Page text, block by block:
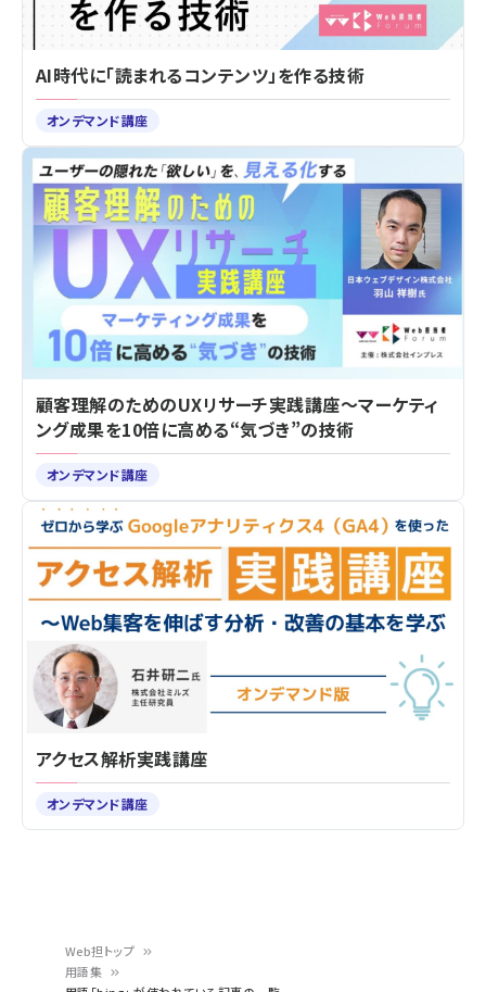
Web担トップ
用語集
AI時代に「読まれるコンテンツ」を作る技術
オンデマンド講座
顧客理解のためのUXリサーチ実践講座～マーケティ
ング成果を10倍に高める“気づき”の技術
オンデマンド講座
アクセス解析実践講座
オンデマンド講座